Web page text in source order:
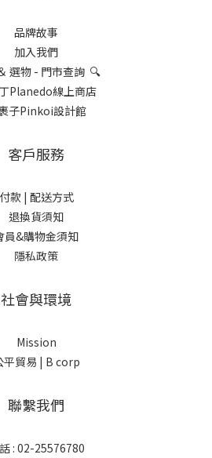
品牌故事
加入我們
選物 - 門市查詢 🔍
Planedo線上商店
子Pinkoi設計館
客戶服務
付款 | 配送方式
退換貨須知
員&購物金須知
隱私政策
社會與環境
Mission
平貿易 | B corp
聯繫我們
: 02-25576780